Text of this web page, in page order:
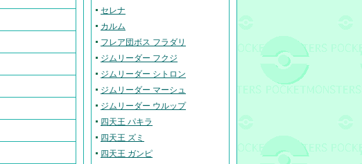
セレナ
カルム
フレア団ボス フラダリ
ジムリーダー フクジ
ジムリーダー シトロン
ジムリーダー マーシュ
ジムリーダー ウルップ
四天王 パキラ
四天王 ズミ
四天王 ガンピ